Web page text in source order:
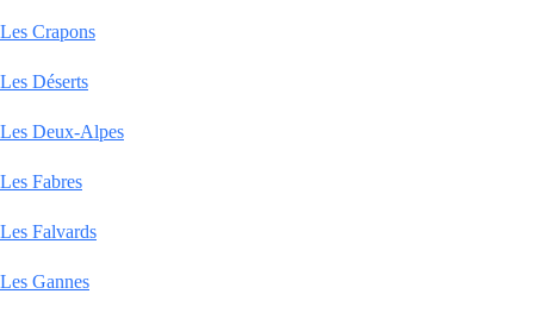
Les Crapons
Les Déserts
Les Deux-Alpes
Les Fabres
Les Falvards
Les Gannes